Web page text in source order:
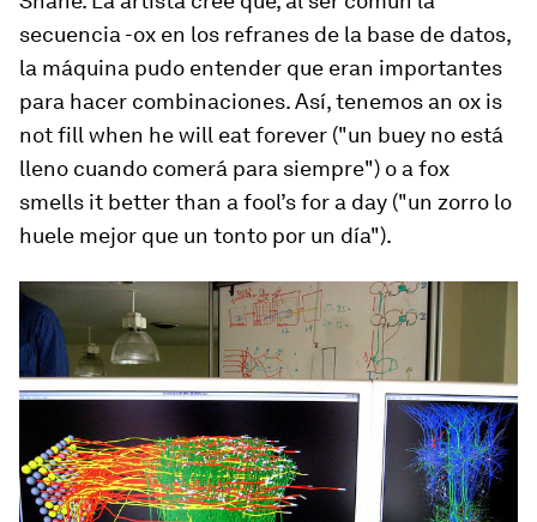
secuencia -ox en los refranes de la base de datos,
la máquina pudo entender que eran importantes
para hacer combinaciones. Así, tenemos an ox is
not fill when he will eat forever ("un buey no está
lleno cuando comerá para siempre") o a fox
smells it better than a fool’s for a day ("un zorro lo
huele mejor que un tonto por un día").